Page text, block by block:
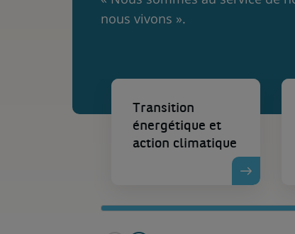
nous vivons ».
Transition
énergétique et
action climatique